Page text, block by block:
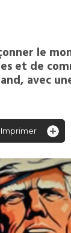
le
et de
avec
Imprimer